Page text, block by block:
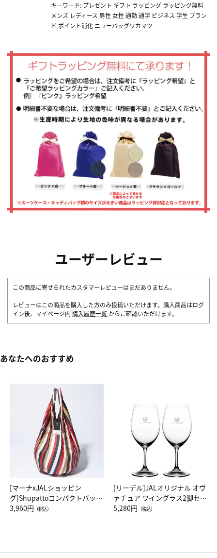
キーワード: プレゼント ギフト ラッピング ラッピング無料
メンズ レディース 男性 女性 通勤 通学 ビジネス 学生 ブラン
ド ポイント消化 ニューバッグワカマツ
ユーザーレビュー
この商品に寄せられたカスタマーレビューはまだありません。
レビューはこの商品を購入した方のみ投稿いただけます。購入商品はログ
イン後、マイページ内 購入履歴一覧 からご確認いただけます。
あなたへのおすすめ
[マーナxJALショッピン
グ]Shupattoコンパクトバッグ
Drop JAL客室乗務員（LC）ス
3,960円 （税込）
[リーデル]JALオリジナル オヴ
ァチュア ワイングラス2脚セッ
ト（レッドワイン）
5,280円 （税込）